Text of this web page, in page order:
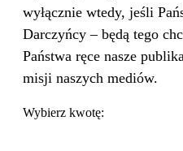
wyłącznie wtedy, jeśli
Darczyńcy – będą tego
Państwa ręce nasze
misji naszych mediów.
Wybierz kwotę: